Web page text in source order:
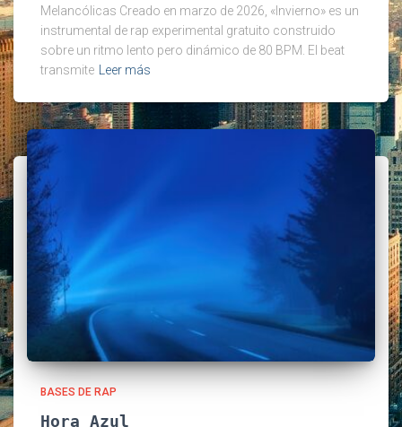
Melancólicas Creado en marzo de 2026, «Invierno» es un
instrumental de rap experimental gratuito construido
sobre un ritmo lento pero dinámico de 80 BPM. El beat
transmite Leer más
BASES DE RAP
Hora Azul